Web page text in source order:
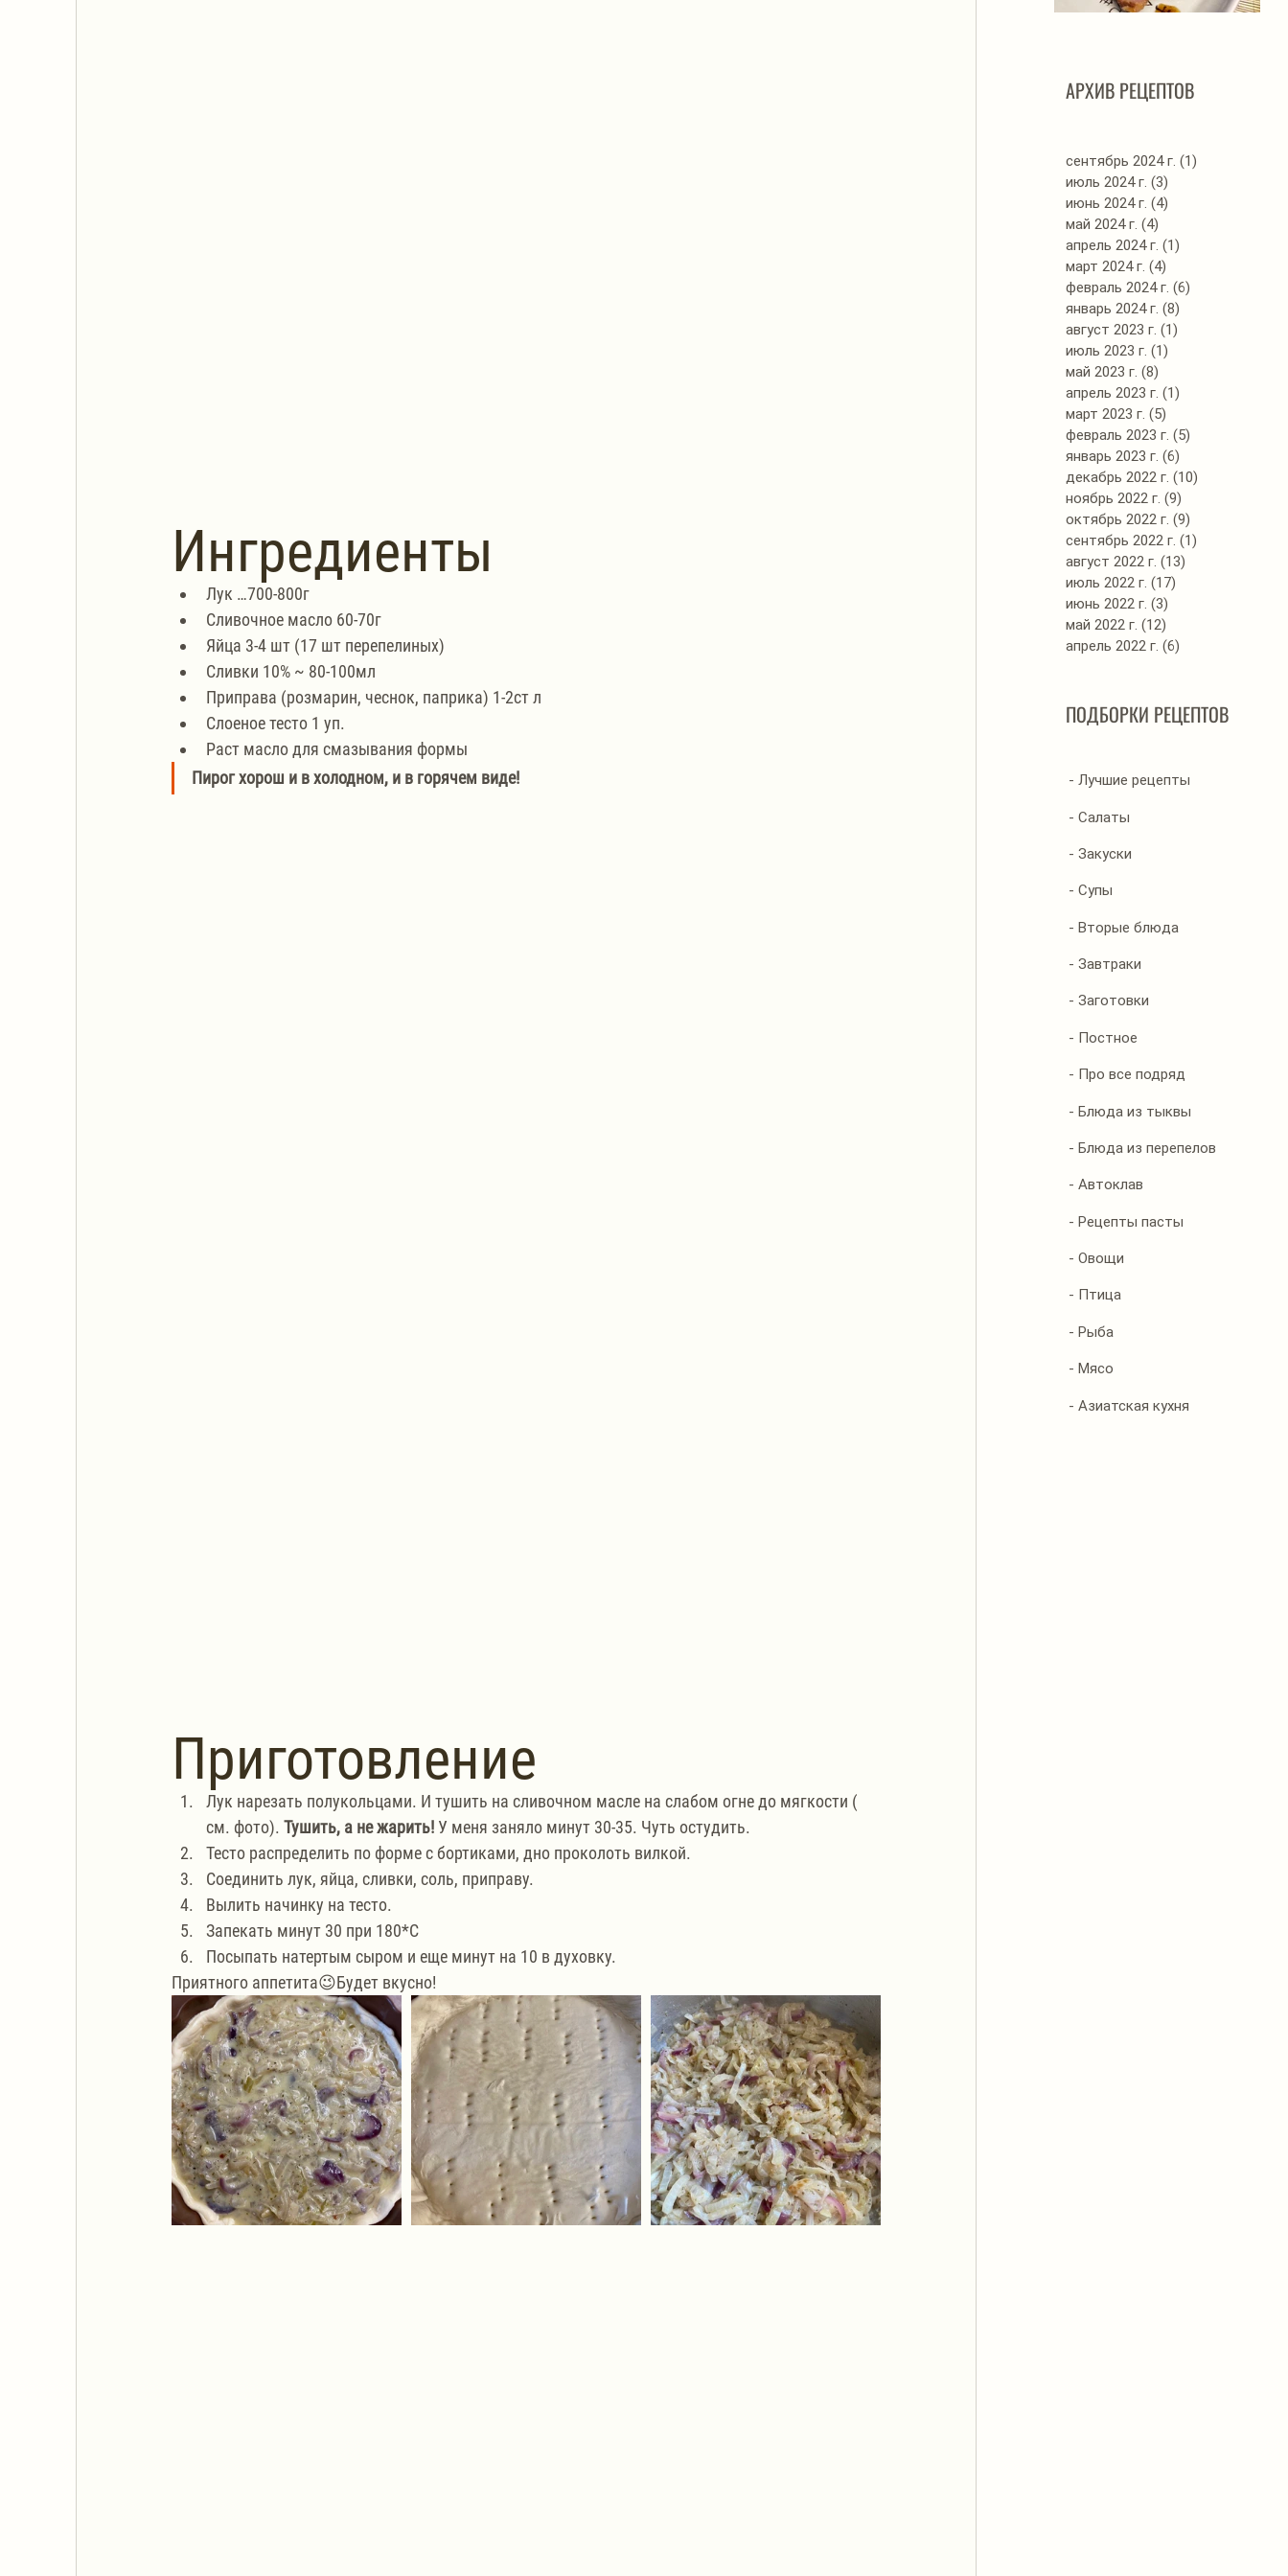
Ингредиенты
Лук …700-800г
Сливочное масло 60-70г
Яйца 3-4 шт (17 шт перепелиных)
Сливки 10% ~ 80-100мл
Приправа (розмарин, чеснок, паприка) 1-2ст л
Слоеное тесто 1 уп.
Раст масло для смазывания формы
Пирог хорош и в холодном, и в горячем виде!
Приготовление
Лук нарезать полукольцами. И тушить на сливочном масле на слабом огне до мягкости (
см. фото). Тушить, а не жарить! У меня заняло минут 30-35. Чуть остудить.
Тесто распределить по форме с бортиками, дно проколоть вилкой.
Соединить лук, яйца, сливки, соль, приправу.
Вылить начинку на тесто.
Запекать минут 30 при 180*С
Посыпать натертым сыром и еще минут на 10 в духовку.
Приятного аппетита😉Будет вкусно!
соусе
АРХИВ РЕЦЕПТОВ
сентябрь 2024 г. (1)
июль 2024 г. (3)
июнь 2024 г. (4)
май 2024 г. (4)
апрель 2024 г. (1)
март 2024 г. (4)
февраль 2024 г. (6)
январь 2024 г. (8)
август 2023 г. (1)
июль 2023 г. (1)
май 2023 г. (8)
апрель 2023 г. (1)
март 2023 г. (5)
февраль 2023 г. (5)
январь 2023 г. (6)
декабрь 2022 г. (10)
ноябрь 2022 г. (9)
октябрь 2022 г. (9)
сентябрь 2022 г. (1)
август 2022 г. (13)
июль 2022 г. (17)
июнь 2022 г. (3)
май 2022 г. (12)
апрель 2022 г. (6)
ПОДБОРКИ РЕЦЕПТОВ
- Лучшие рецепты
- Салаты
- Закуски
- Супы
- Вторые блюда
- Завтраки
- Заготовки
- Постное
- Про все подряд
- Блюда из тыквы
- Блюда из перепелов
- Автоклав
- Рецепты пасты
- Овощи
- Птица
- Рыба
- Мясо
- Азиатская кухня